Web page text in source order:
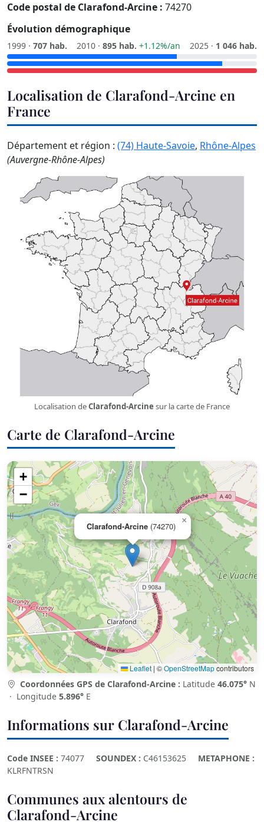
Code postal de Clarafond-Arcine : 74270
Évolution démographique
1999 · 707 hab. 2010 · 895 hab. +1.12%/an 2025 · 1 046 hab.
Localisation de Clarafond-Arcine en
France
Département et région : (74) Haute-Savoie, Rhône-Alpes
(Auvergne-Rhône-Alpes)
Localisation deClarafond-Arcinesur la carte de France
Carte de Clarafond-Arcine
Clarafond-Arcine (74270)
×
+
−
Leaflet| ©OpenStreetMapcontributors
Coordonnées GPS de Clarafond-Arcine : Latitude 46.075° N
· Longitude 5.896° E
Informations sur Clarafond-Arcine
Code INSEE : 74077 SOUNDEX : C46153625
METAPHONE :
KLRFNTRSN
Communes aux alentours de
Clarafond-Arcine